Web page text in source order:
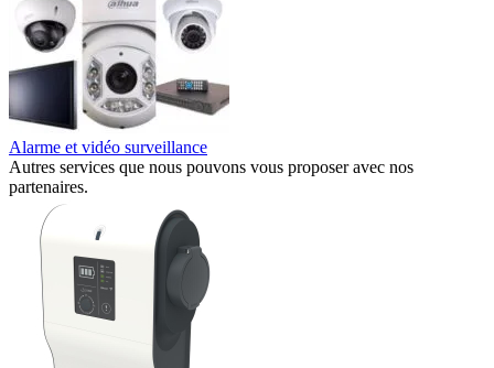
Alarme et vidéo surveillance
Autres services que nous pouvons vous proposer avec nos
partenaires.